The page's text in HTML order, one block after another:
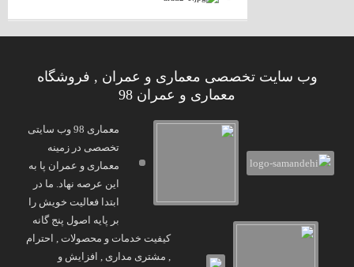
وب سایت تخصصی معماری و عمران , فروشگاه
معماری و عمران 98
معماری 98 وب سایتی
تخصصی در زمینه
معماری و عمران پا به
این عرصه نهاد. ما در
ابتدا فعالیت خویش را
بر پایه اصول پنج گانه
کیفیت خدمات و محصولات , احترام
, مشتری مداری , افزایش و